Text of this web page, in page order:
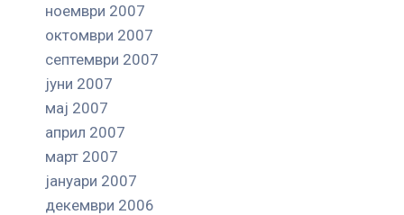
ноември 2007
октомври 2007
септември 2007
јуни 2007
мај 2007
април 2007
март 2007
јануари 2007
декември 2006